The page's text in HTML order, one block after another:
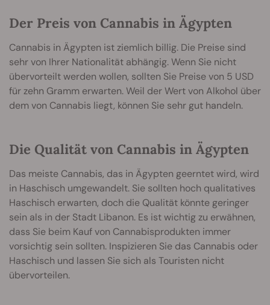
Der Preis von Cannabis in Ägypten
Cannabis in Ägypten ist ziemlich billig. Die Preise sind
sehr von Ihrer Nationalität abhängig. Wenn Sie nicht
übervorteilt werden wollen, sollten Sie Preise von 5 USD
für zehn Gramm erwarten. Weil der Wert von Alkohol über
dem von Cannabis liegt, können Sie sehr gut handeln.
Die Qualität von Cannabis in Ägypten
Das meiste Cannabis, das in Ägypten geerntet wird, wird
in Haschisch umgewandelt. Sie sollten hoch qualitatives
Haschisch erwarten, doch die Qualität könnte geringer
sein als in der Stadt Libanon. Es ist wichtig zu erwähnen,
dass Sie beim Kauf von Cannabisprodukten immer
vorsichtig sein sollten. Inspizieren Sie das Cannabis oder
Haschisch und lassen Sie sich als Touristen nicht
übervorteilen.